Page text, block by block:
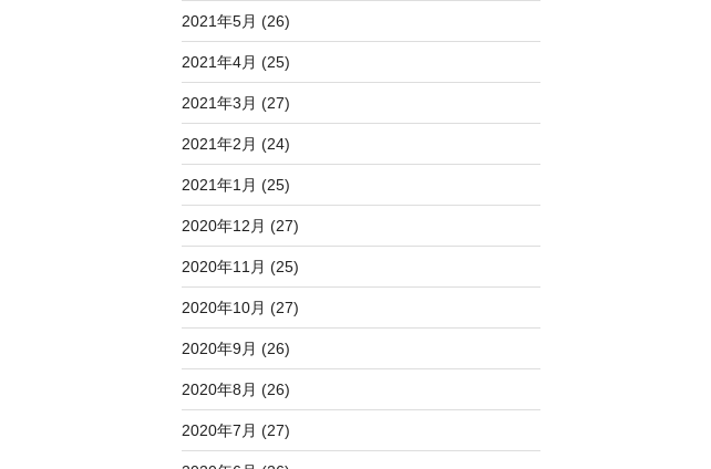
2021年5月 (26)
2021年4月 (25)
2021年3月 (27)
2021年2月 (24)
2021年1月 (25)
2020年12月 (27)
2020年11月 (25)
2020年10月 (27)
2020年9月 (26)
2020年8月 (26)
2020年7月 (27)